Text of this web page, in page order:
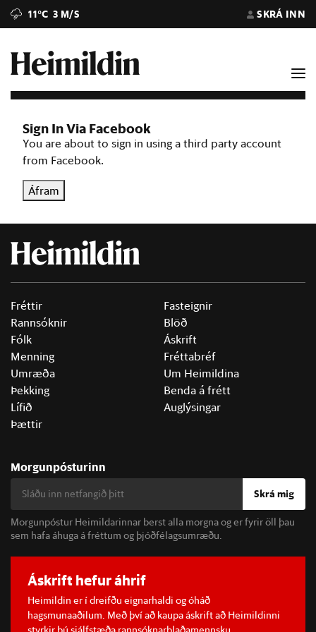
11°C 3 M/S SKRÁ INN
Sign In Via Facebook
You are about to sign in using a third party account
from Facebook.
Áfram
Fréttir
Rannsóknir
Fólk
Menning
Umræða
Þekking
Lífið
Þættir
Fasteignir
Blöð
Áskrift
Fréttabréf
Um Heimildina
Benda á frétt
Auglýsingar
Morgunpósturinn
Skrá mig
Morgunpóstur Heimildarinnar berst alla morgna og er fyrir öll þau
sem hafa áhuga á fréttum og þjóðfélagsumræðu.
Áskrift hefur áhrif
Heimildin er í dreifðu eignarhaldi og óháð
hagsmunaaðilum. Með því að kaupa áskrift að Heimildinni